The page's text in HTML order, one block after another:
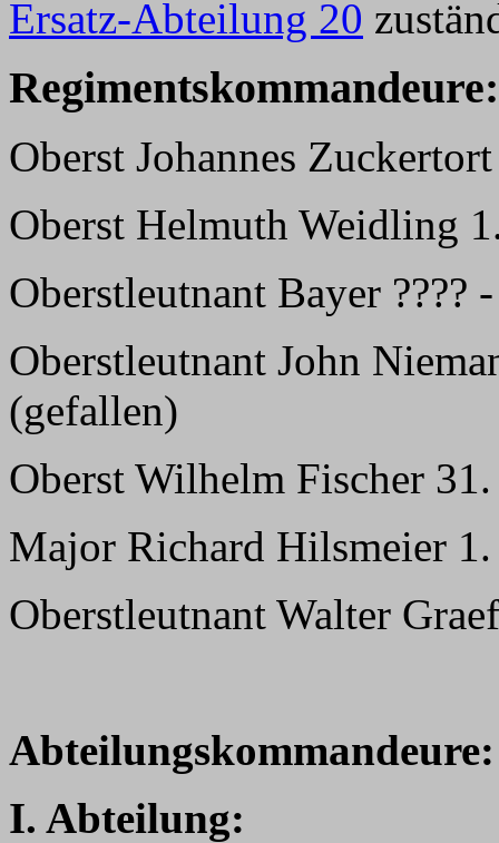
Ersatz-Abteilung 20
Regimentskommandeure:
Oberst Johannes Zuckertort
Oberst Helmuth Weidling
Oberstleutnant Bayer ????
Oberstleutnant John
(gefallen)
Oberst Wilhelm Fischer
Major Richard Hilsmeier 1.
Oberstleutnant Walter
Abteilungskommandeure:
I. Abteilung: